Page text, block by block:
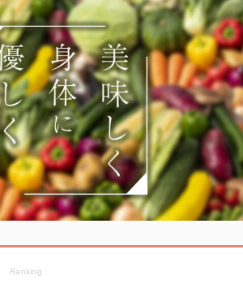
Ranking